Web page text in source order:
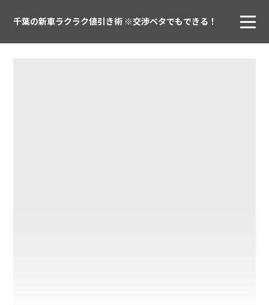
千葉の新車ラクラク値引き術 ※交渉ベタでもできる！